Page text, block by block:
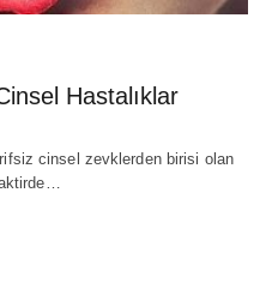
Hastalıklar
cinsel zevklerden birisi olan